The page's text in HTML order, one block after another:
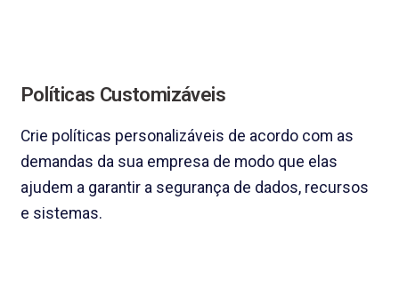
Políticas Customizáveis
Crie políticas personalizáveis de acordo com as
demandas da sua empresa de modo que elas
ajudem a garantir a segurança de dados, recursos
e sistemas.